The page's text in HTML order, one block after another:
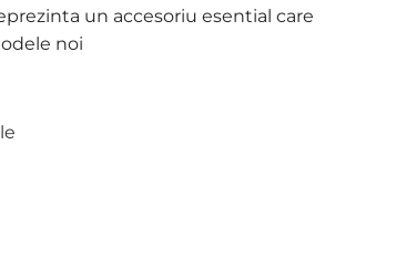
un accesoriu esential care
noi